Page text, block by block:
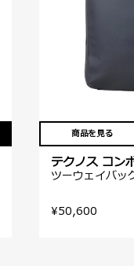
商品を見る
テクノス コン
ツーウェイバッ
¥50,600